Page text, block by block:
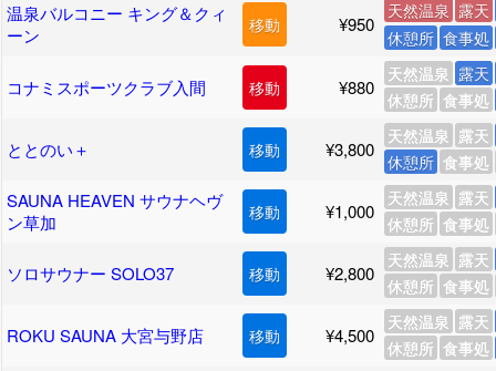
温泉バルコニー キング＆クィ
ーン
移動 ¥950
天然温泉 露天
休憩所 食事処
コナミスポーツクラブ入間 移動 ¥880
天然温泉 露天
休憩所 食事処
ととのい＋ 移動 ¥3,800
天然温泉 露天
休憩所 食事処
SAUNA HEAVEN サウナヘヴ
ン草加
移動 ¥1,000
天然温泉 露天
休憩所 食事処
ソロサウナー SOLO37 移動 ¥2,800
天然温泉 露天
休憩所 食事処
ROKU SAUNA 大宮与野店 移動 ¥4,500
天然温泉 露天
休憩所 食事処